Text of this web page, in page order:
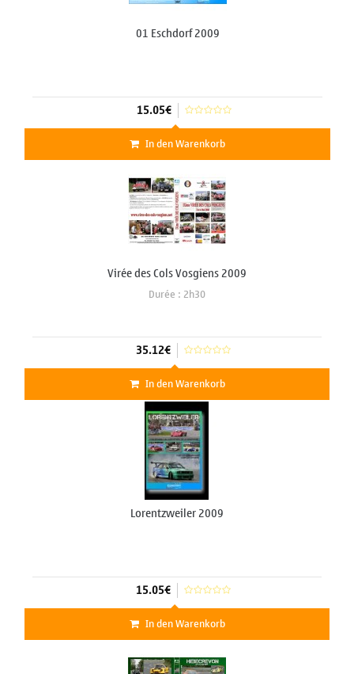
01 Eschdorf 2009
15.05€
In den Warenkorb
Virée des Cols Vosgiens 2009
Durée : 2h30
35.12€
In den Warenkorb
Lorentzweiler 2009
15.05€
In den Warenkorb